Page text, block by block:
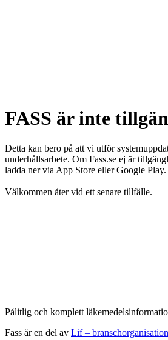
FASS är inte
Detta kan bero på att vi utför
underhållsarbete. Om Fass.se ej är
ladda ner via App Store eller Google Play.
Välkommen åter vid ett senare tillfälle.
Pålitlig och komplett
Fass är en del av Lif –